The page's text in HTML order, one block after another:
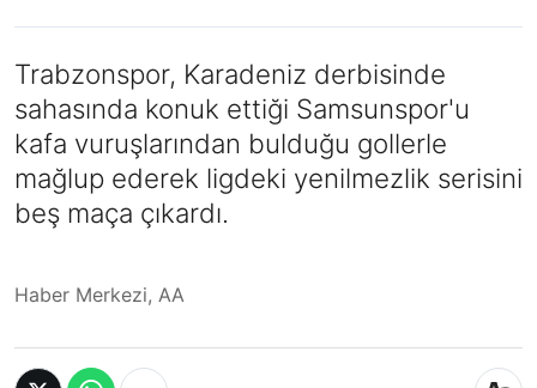
Trabzonspor, Karadeniz derbisinde
sahasında konuk ettiği Samsunspor'u
kafa vuruşlarından bulduğu gollerle
mağlup ederek ligdeki yenilmezlik serisini
beş maça çıkardı.
Haber Merkezi, AA